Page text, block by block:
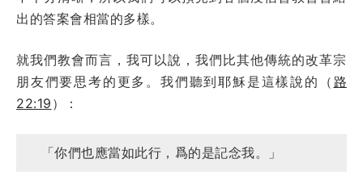
出的答案會相當的多樣。
就我們教會而言，我可以說，我們比其他傳統的改革宗
朋友們要思考的更多。我們聽到耶穌是這樣說的（ 路
22:19 ）：
「你們也應當如此行，爲的是記念我。」